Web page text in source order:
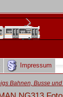
Impressum
Bahnen, Busse und